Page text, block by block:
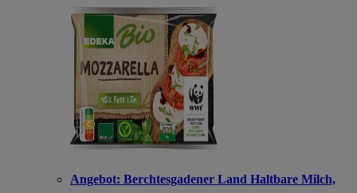
Angebot: Berchtesgadener Land Haltbare Milch,